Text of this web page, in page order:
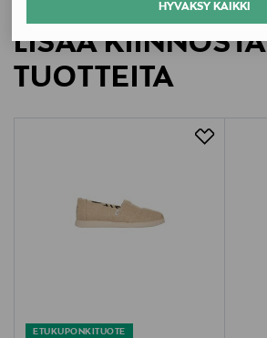
HYVÄKSY KAIKKI
Valmistusmaa
Kiina
Primadonna S.p.A.
Digitaalinen osoite
LISÄÄ
TUOTTEITA
ETUKUPONKITUOTE